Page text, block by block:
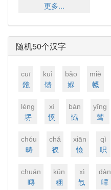
更多...
随机50个汉字
cuī
鏹
kuì
馈
bǎo
媬
miè
幭
lénɡ
塄
xì
慀
bàn
恊
yīnɡ
莺
chóu
畴
chǎ
衩
xiān
憸
qì
呮
chuán
暷
kǔn
稛
xì
忥
dàn
嘾